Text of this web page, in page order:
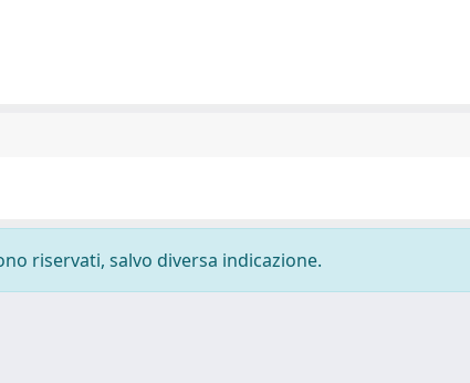
riservati, salvo diversa indicazione.